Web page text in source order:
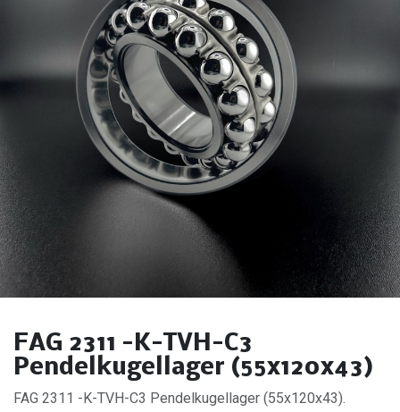
FAG 2311 -K-TVH-C3
Pendelkugellager (55x120x43)
FAG 2311 -K-TVH-C3 Pendelkugellager (55x120x43).